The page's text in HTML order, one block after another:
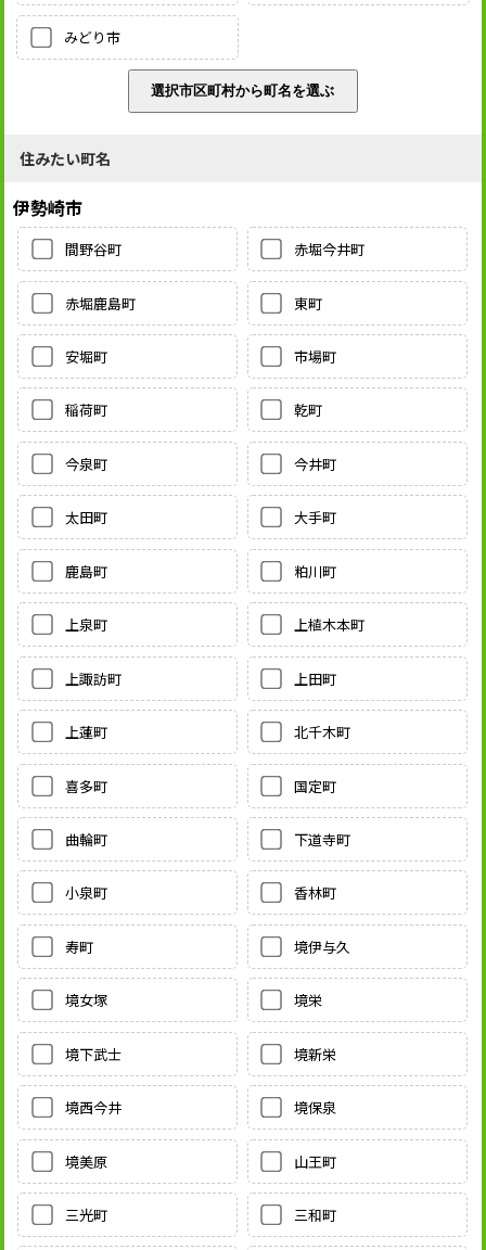
みどり市
住みたい町名
伊勢崎市
間野谷町 赤堀今井町
赤堀鹿島町 東町
安堀町 市場町
稲荷町 乾町
今泉町 今井町
太田町 大手町
鹿島町 粕川町
上泉町 上植木本町
上諏訪町 上田町
上蓮町 北千木町
喜多町 国定町
曲輪町 下道寺町
小泉町 香林町
寿町 境伊与久
境女塚 境栄
境下武士 境新栄
境西今井 境保泉
境美原 山王町
三光町 三和町